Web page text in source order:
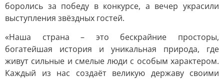
боролись за победу в конкурсе, а вечер украсили
выступления звёздных гостей.
«Наша страна – это бескрайние просторы,
богатейшая история и уникальная природа, где
живут сильные и смелые люди с особым характером.
Каждый из нас создаёт великую державу своими